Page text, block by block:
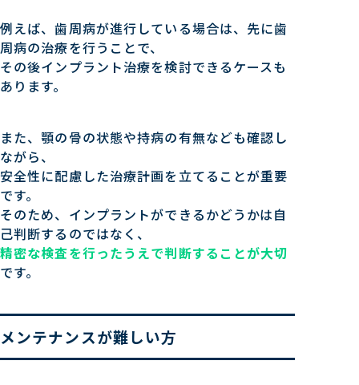
例えば、歯周病が進行している場合は、先に歯
周病の治療を行うことで、
その後インプラント治療を検討できるケースも
あります。
また、顎の骨の状態や持病の有無なども確認し
ながら、
安全性に配慮した治療計画を立てることが重要
です。
そのため、インプラントができるかどうかは自
己判断するのではなく、
精密な検査を行ったうえで判断することが大切
です。
メンテナンスが難しい方